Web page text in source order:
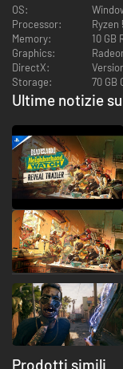
OS:
Processor:
Memory:
10 GB
Graphics:
DirectX:
Storage:
70 GB
Ultime notizie
Prodotti simili